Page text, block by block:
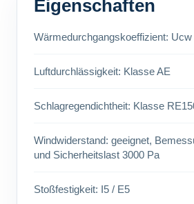
Eigenschaften
Wärmedurchgangskoeffizient: Ucw
Luftdurchlässigkeit: Klasse AE
Schlagregendichtheit: Klasse
Windwiderstand: geeignet,
und Sicherheitslast 3000 Pa
Stoßfestigkeit: I5 / E5